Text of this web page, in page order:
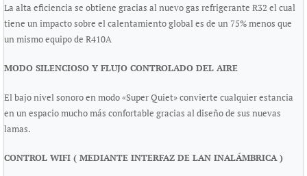
La alta eficiencia se obtiene gracias al nuevo gas refrigerante R32 el cual
tiene un impacto sobre el calentamiento global es de un 75% menos que
un mismo equipo de R410A
MODO SILENCIOSO Y FLUJO CONTROLADO DEL AIRE
El bajo nivel sonoro en modo «Super Quiet» convierte cualquier estancia
en un espacio mucho más confortable gracias al diseño de sus nuevas
lamas.
CONTROL WIFI ( MEDIANTE INTERFAZ DE LAN INALÁMBRICA )